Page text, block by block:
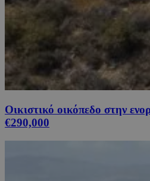
Οικιστικό οικόπεδο στην
€290,000